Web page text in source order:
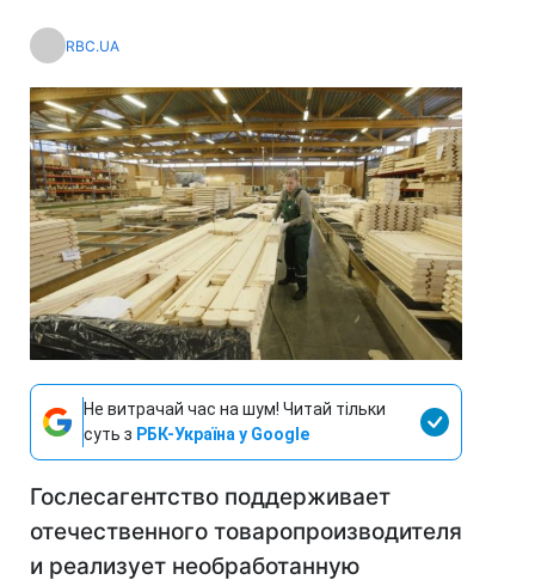
RBC.UA
Не витрачай час на шум! Читай тільки
суть з РБК-Україна у Google
Гослесагентство поддерживает
отечественного товаропроизводителя
и реализует необработанную